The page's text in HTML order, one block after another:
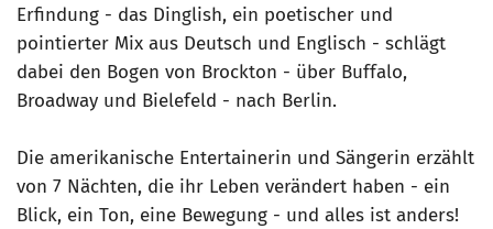
Erfindung - das Dinglish, ein poetischer und
pointierter Mix aus Deutsch und Englisch - schlägt
dabei den Bogen von Brockton - über Buffalo,
Broadway und Bielefeld - nach Berlin.
Die amerikanische Entertainerin und Sängerin erzählt
von 7 Nächten, die ihr Leben verändert haben - ein
Blick, ein Ton, eine Bewegung - und alles ist anders!